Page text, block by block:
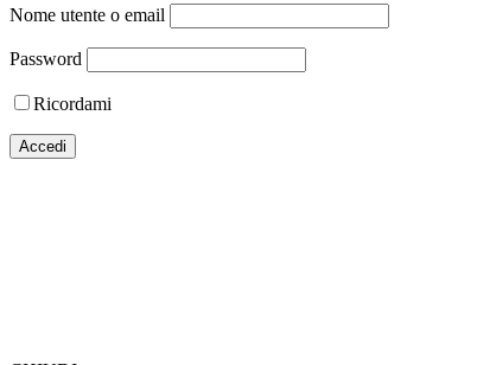
Nome utente o email
Password
Ricordami